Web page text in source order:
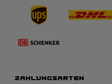
ZAHLUNGSARTEN